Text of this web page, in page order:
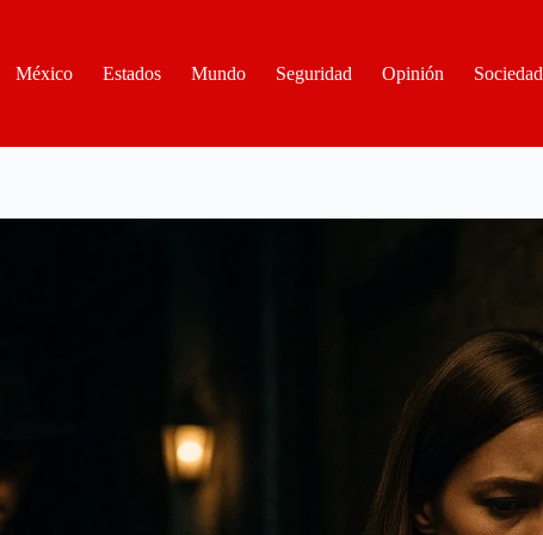
México
Estados Mundo Seguridad Opinión Sociedad